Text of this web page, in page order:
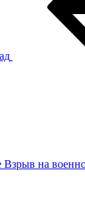
Взрыв на